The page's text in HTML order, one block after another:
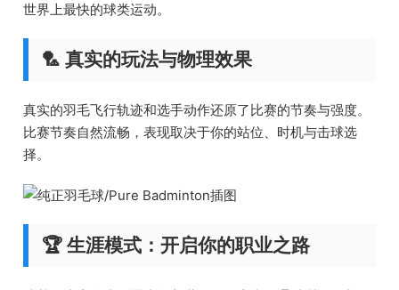
世界上最快的球类运动。
🏸 真实的玩法与物理效果
真实的羽毛飞行轨迹和选手动作还原了比赛的节奏与强度。
比赛节奏自然流畅，表现取决于你的站位、时机与击球选
择。
🏆 生涯模式：开启你的职业之路